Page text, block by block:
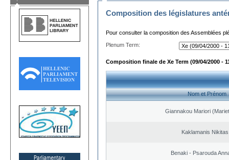
Composition des législatures
Pour consulter la composition des Assemblées
Plenum Term:
Composition finale de Xe Term (09/04/2000 -
Nom et Prénom
Giannakou Mariori
Kaklamanis
Benaki - Psarouda